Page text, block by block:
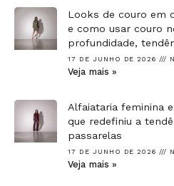
Looks de couro em
e como usar couro
profundidade,
17 DE JUNHO DE 2026
Veja mais »
Alfaiataria feminina
que redefiniu a
passarelas
17 DE JUNHO DE 2026
Veja mais »